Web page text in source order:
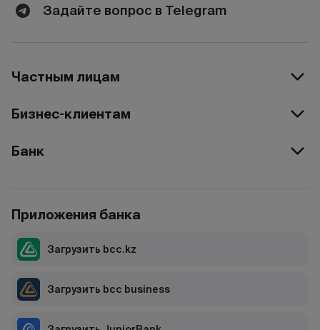
Задайте вопрос в Telegram
Частным лицам
Бизнес-клиентам
Банк
Приложения банка
Загрузить bcc.kz
Загрузить bcc business